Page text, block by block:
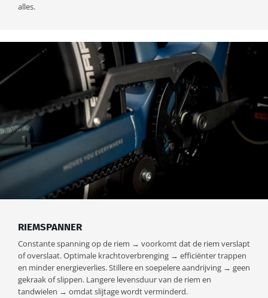
alles.
RIEMSPANNER
Constante spanning op de riem → voorkomt dat de riem verslapt
of overslaat. Optimale krachtoverbrenging → efficiënter trappen
en minder energieverlies. Stillere en soepelere aandrijving → geen
gekraak of slippen. Langere levensduur van de riem en
tandwielen → omdat slijtage wordt verminderd.